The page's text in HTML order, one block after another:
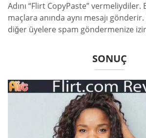
Adını “Flirt CopyPaste” vermeliydiler.
maçlara anında aynı mesajı
diğer üyelere spam göndermenize
SONUÇ